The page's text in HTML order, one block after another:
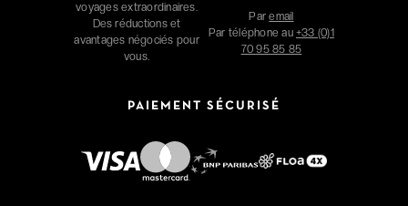
voyages extraordinaires.
Des réductions et
avantages négociés pour
vous.
Paremail
Par téléphone au +33 (0)1
70 95 85 85
PAIEMENT SÉCURISÉ